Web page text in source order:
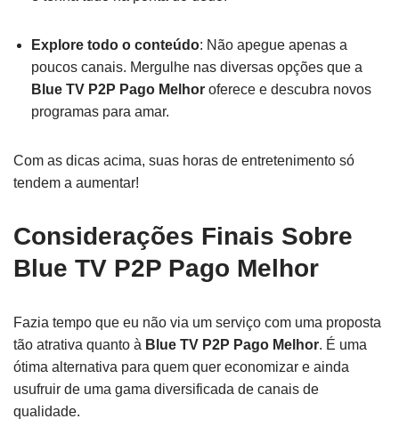
Explore todo o conteúdo: Não apegue apenas a
poucos canais. Mergulhe nas diversas opções que a
Blue TV P2P Pago Melhor oferece e descubra novos
programas para amar.
Com as dicas acima, suas horas de entretenimento só
tendem a aumentar!
Considerações Finais Sobre
Blue TV P2P Pago Melhor
Fazia tempo que eu não via um serviço com uma proposta
tão atrativa quanto à Blue TV P2P Pago Melhor. É uma
ótima alternativa para quem quer economizar e ainda
usufruir de uma gama diversificada de canais de
qualidade.